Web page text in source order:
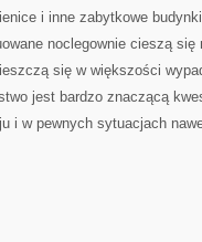
i inne zabytkowe
noclegownie cieszą się
się w większości
jest bardzo znaczącą
i w pewnych sytuacjach